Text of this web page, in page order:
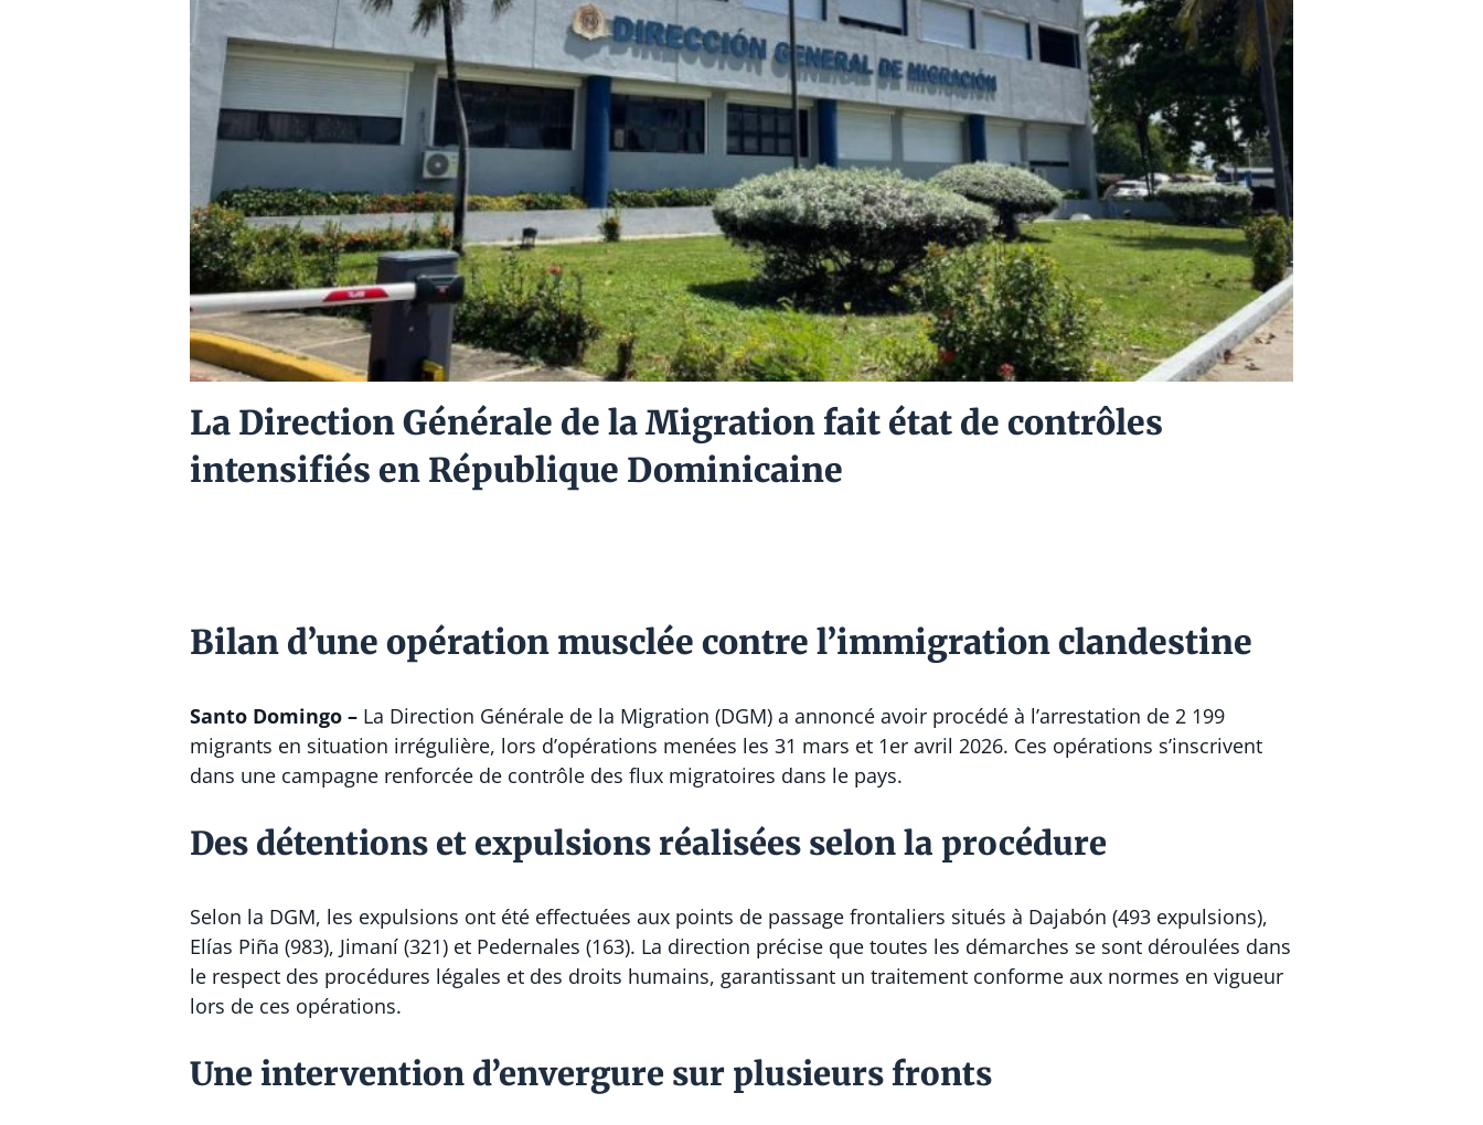
La Direction Générale de la Migration fait état de contrôles
intensifiés en République Dominicaine
Bilan d’une opération musclée contre l’immigration clandestine
Santo Domingo – La Direction Générale de la Migration (DGM) a annoncé avoir procédé à l’arrestation de 2 199
migrants en situation irrégulière, lors d’opérations menées les 31 mars et 1er avril 2026. Ces opérations s’inscrivent
dans une campagne renforcée de contrôle des flux migratoires dans le pays.
Des détentions et expulsions réalisées selon la procédure
Selon la DGM, les expulsions ont été effectuées aux points de passage frontaliers situés à Dajabón (493 expulsions),
Elías Piña (983), Jimaní (321) et Pedernales (163). La direction précise que toutes les démarches se sont déroulées dans
le respect des procédures légales et des droits humains, garantissant un traitement conforme aux normes en vigueur
lors de ces opérations.
Une intervention d’envergure sur plusieurs fronts